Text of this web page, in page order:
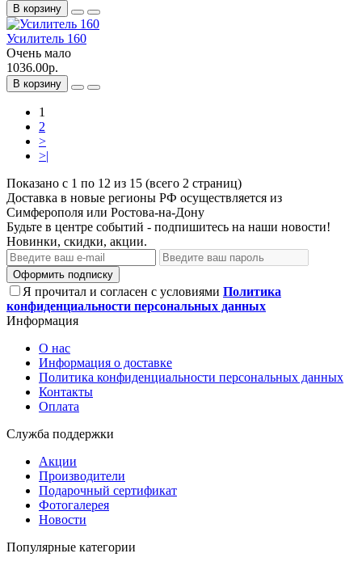
В корзину
Усилитель 160
Очень мало
1036.00р.
В корзину
1
2
>
>|
Показано с 1 по 12 из 15 (всего 2 страниц)
Доставка в новые регионы РФ осуществляется из
Симферополя или Ростова-на-Дону
Будьте в центре событий - подпишитесь на наши новости!
Новинки, скидки, акции.
Оформить подписку
Я прочитал и согласен с условиями Политика
конфиденциальности персональных данных
Информация
О нас
Информация о доставке
Политика конфиденциальности персональных данных
Контакты
Оплата
Служба поддержки
Акции
Производители
Подарочный сертификат
Фотогалерея
Новости
Популярные категории